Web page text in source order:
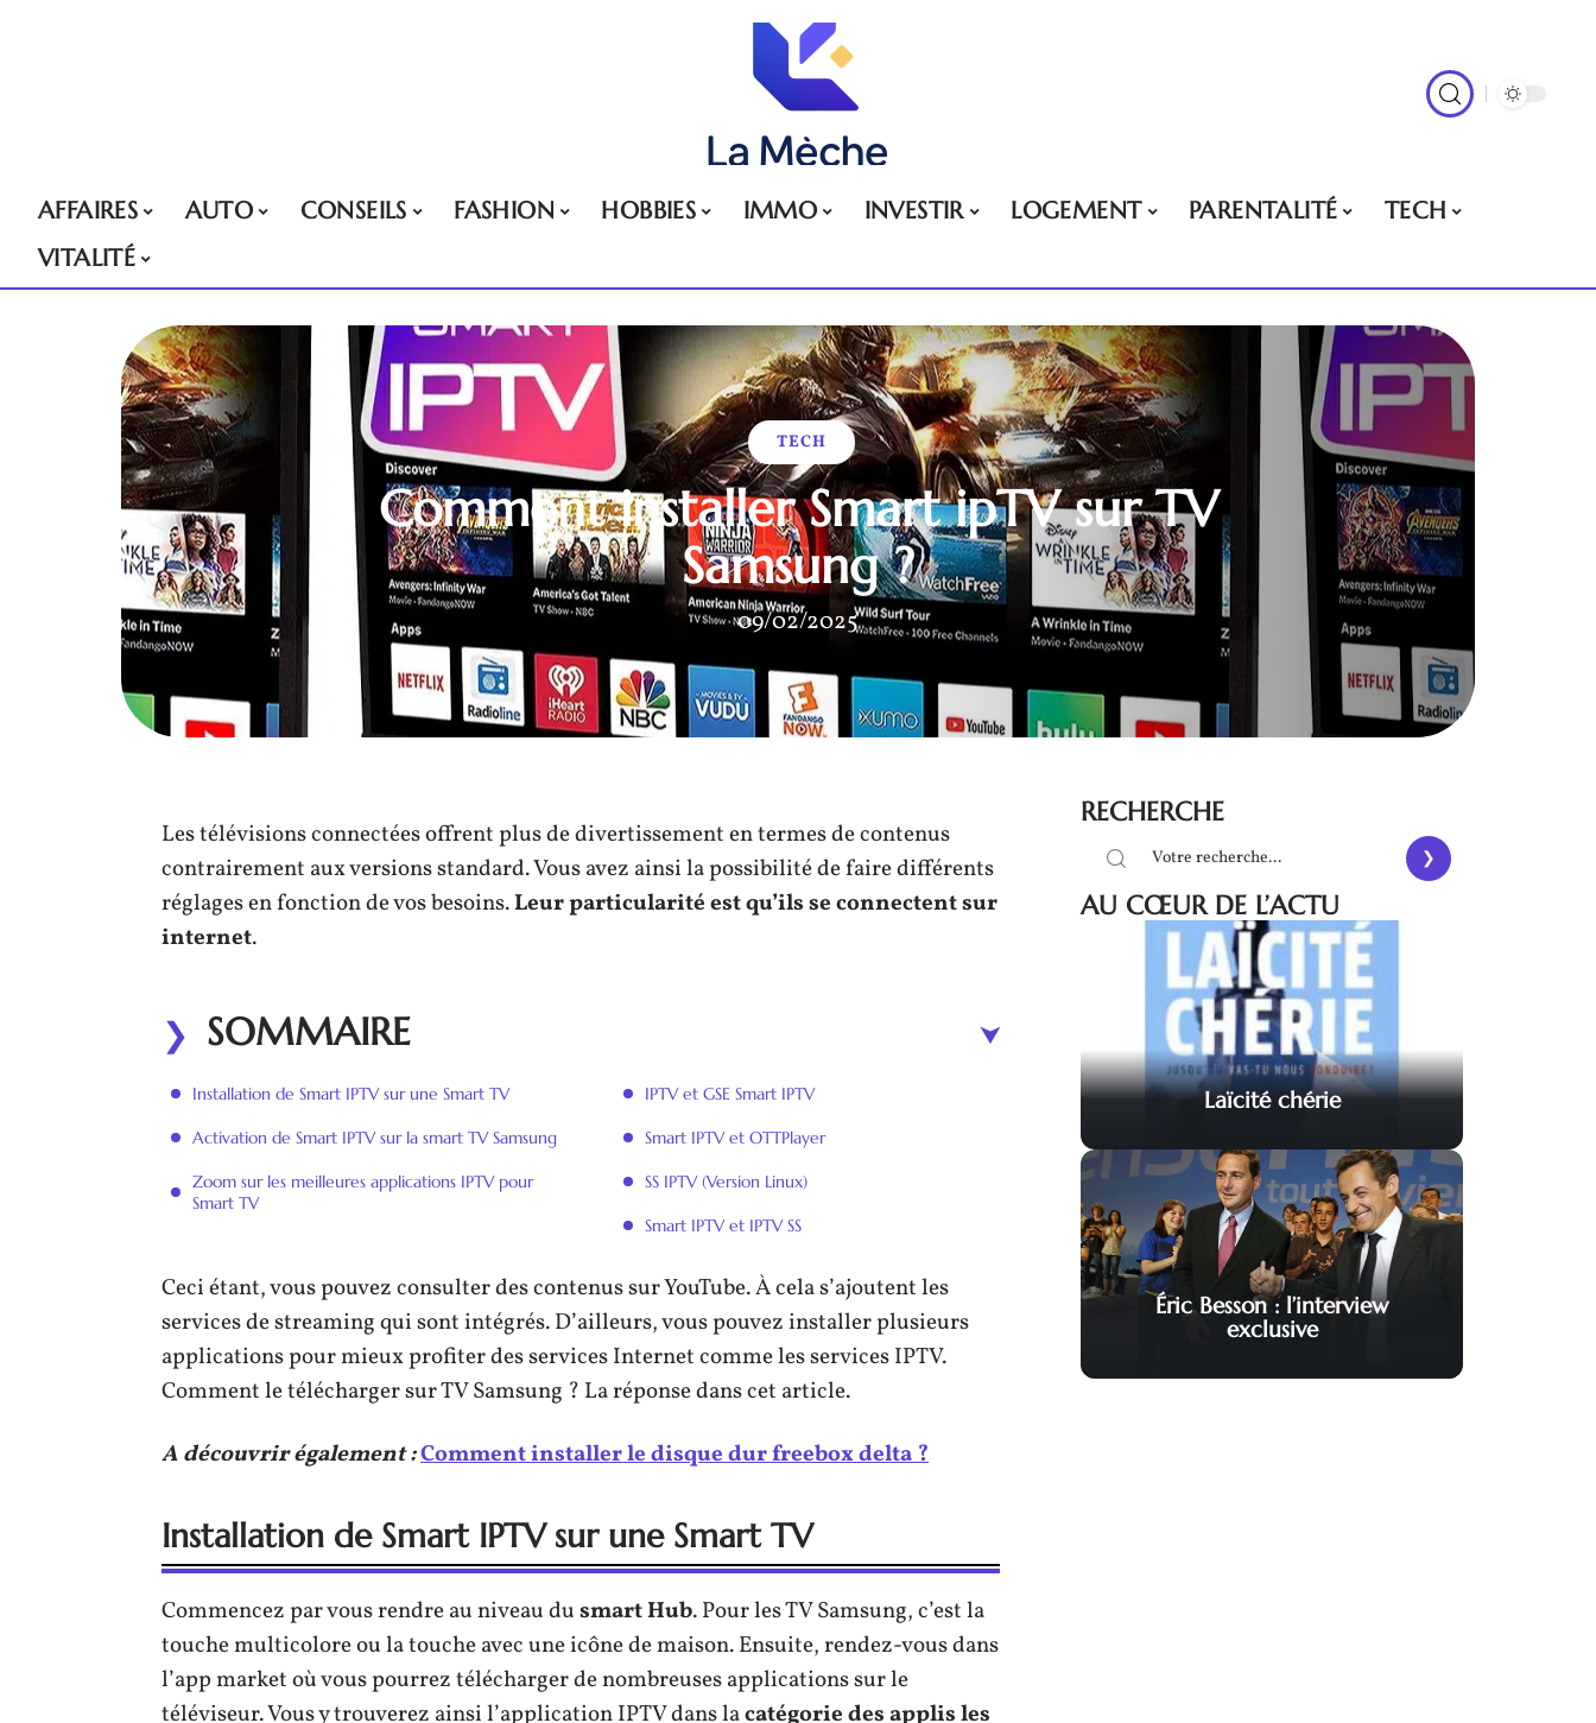
AFFAIRES AUTO CONSEILS FASHION HOBBIES IMMO INVESTIR LOGEMENT PARENTALITÉ
TECH
VITALITÉ
TECH
Comment installer Smart ipTV sur TV
Samsung ?
09/02/2025
Les télévisions connectées offrent plus de divertissement en termes de contenus
contrairement aux versions standard. Vous avez ainsi la possibilité de faire différents
réglages en fonction de vos besoins.Leur particularité est qu’ils se connectent sur
internet.
SOMMAIRE
Installation de Smart IPTV sur une Smart TV
Activation de Smart IPTV sur la smart TV Samsung
Zoom sur les meilleures applications IPTV pour
Smart TV
IPTV et GSE Smart IPTV
Smart IPTV et OTTPlayer
SS IPTV (Version Linux)
Smart IPTV et IPTV SS
Ceci étant, vous pouvez consulter des contenus sur YouTube. À cela s’ajoutent les
services de streaming qui sont intégrés. D’ailleurs, vous pouvez installer plusieurs
applications pour mieux profiter des services Internet comme les services IPTV.
Comment le télécharger sur TV Samsung ? La réponse dans cet article.
A découvrir également :Comment installer le disque dur freebox delta ?
Installation de Smart IPTV sur une Smart TV
Commencez par vous rendre au niveau dusmart Hub. Pour les TV Samsung, c’est la
touche multicolore ou la touche avec une icône de maison. Ensuite, rendez-vous dans
l’app market où vous pourrez télécharger de nombreuses applications sur le
téléviseur. Vous y trouverez ainsi l’application IPTV dans lacatégorie desapplis les
RECHERCHE
AU CŒUR DE L’ACTU
Laïcité chérie
Éric Besson : l’interview
exclusive